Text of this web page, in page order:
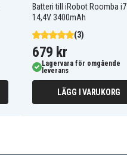
Batteri till iRobot Roomba i7
14,4V 3400mAh
(3)
679 kr
Lagervara för omgående
leverans
LÄGG I VARUKORG